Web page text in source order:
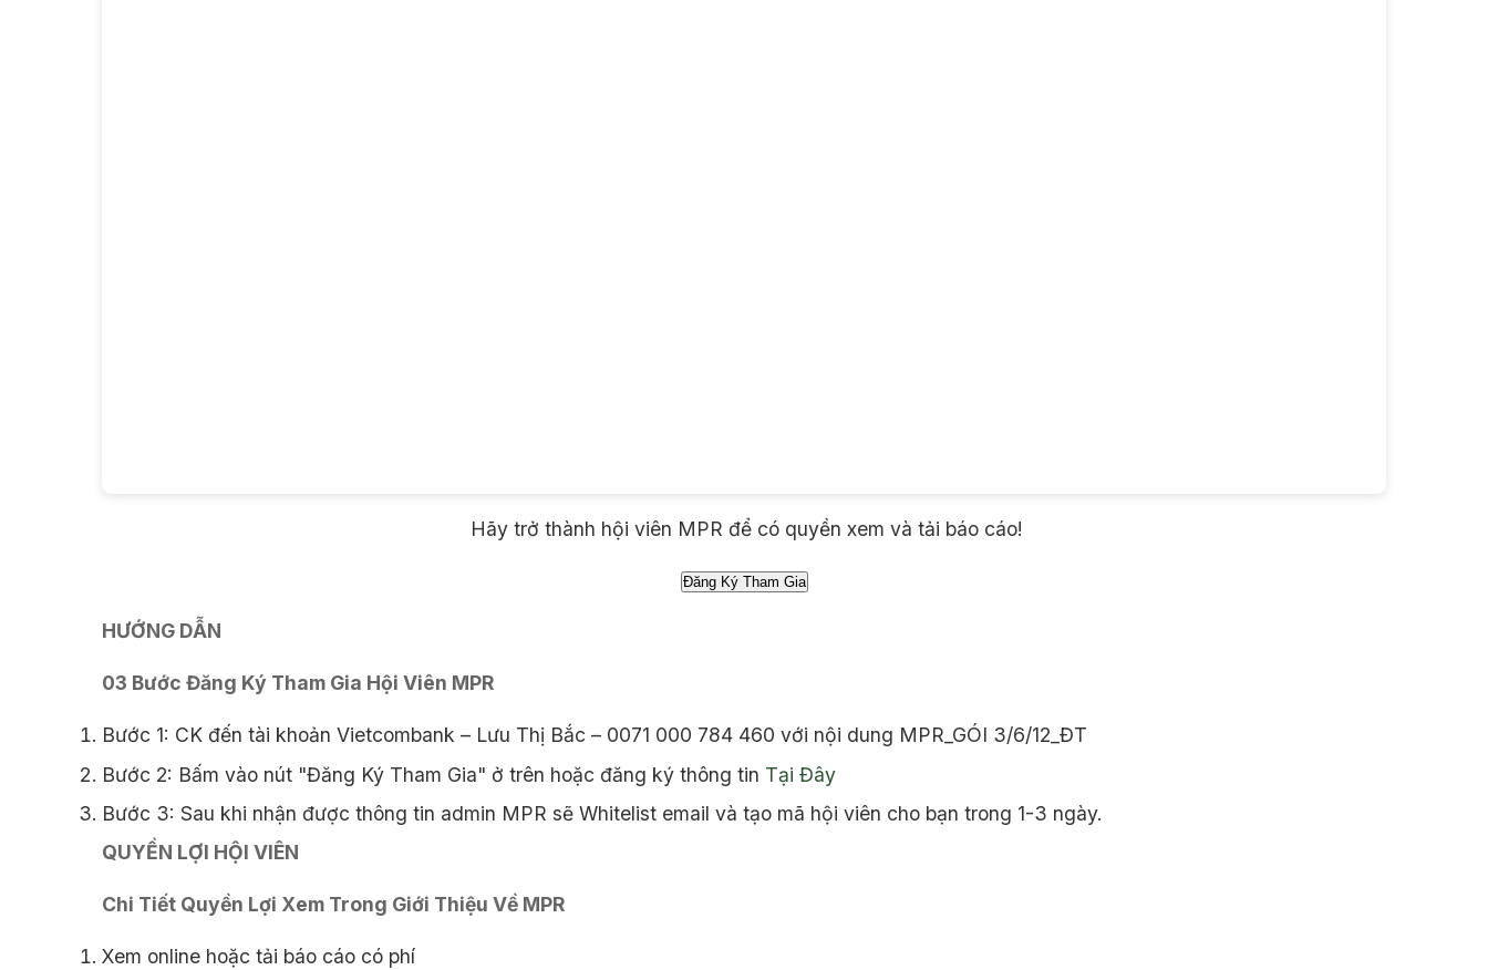
Hãy trở thành hội viên MPR để có quyền xem và tải báo cáo!
HƯỚNG DẪN
03 Bước Đăng Ký Tham Gia Hội Viên MPR
Bước 1: CK đến tài khoản Vietcombank – Lưu Thị Bắc – 0071 000 784 460 với nội dung MPR_GÓI 3/6/12_ĐT
Bước 2: Bấm vào nút "Đăng Ký Tham Gia" ở trên hoặc đăng ký thông tin Tại Đây
Bước 3: Sau khi nhận được thông tin admin MPR sẽ Whitelist email và tạo mã hội viên cho bạn trong 1-3 ngày.
QUYỀN LỢI HỘI VIÊN
Chi Tiết Quyền Lợi Xem Trong Giới Thiệu Về MPR
Xem online hoặc tải báo cáo có phí